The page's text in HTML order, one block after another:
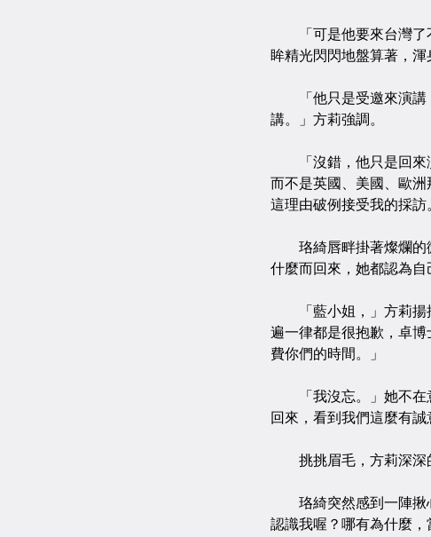
「可是他要來台灣了
眸精光閃閃地盤算著，渾
「他只是受邀來演講
講。」方莉強調。
「沒錯，他只是回來演
而不是英國、美國、歐
這理由破例接受我的採訪
珞綺唇畔掛著燦爛的微
什麼而回來，她都認為自
「藍小姐，」方莉揚揚
遍一律都是很抱歉，卓
費你們的時間。」
「我沒忘。」她不在意
回來，看到我們這麼有誠
挑挑眉毛，方莉深深的
珞綺突然感到一陣揪心
認識我喔？哪有為什麼，